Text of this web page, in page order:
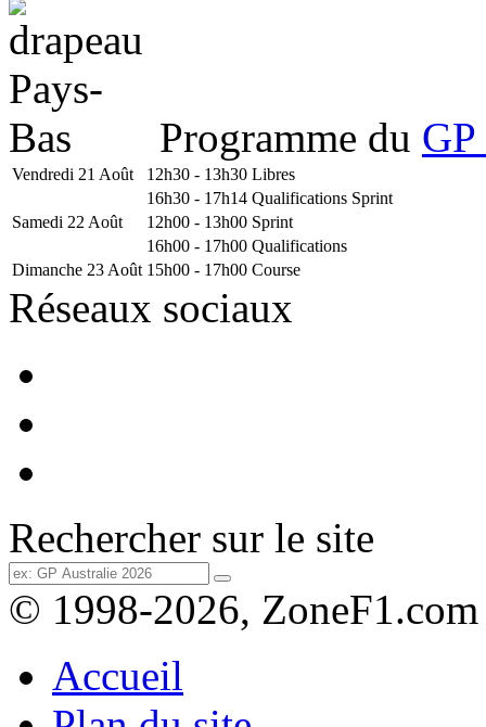
Programme du
Vendredi 21 Août 12h30 - 13h30 Libres
16h30 - 17h14 Qualifications Sprint
Samedi 22 Août
12h00 - 13h00 Sprint
16h00 - 17h00 Qualifications
Dimanche 23 Août 15h00 - 17h00 Course
Réseaux sociaux
Rechercher sur le site
© 1998-2026, ZoneF1.com
Accueil